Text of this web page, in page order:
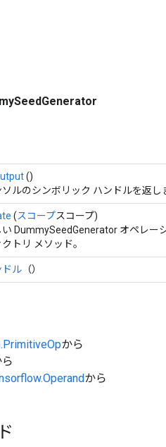
()
ソルのシンボリック ハンドルを返し
(スコープスコープ)
い DummySeedGenerator オペレー
クトリ メソッド。
ドル （）
から
から